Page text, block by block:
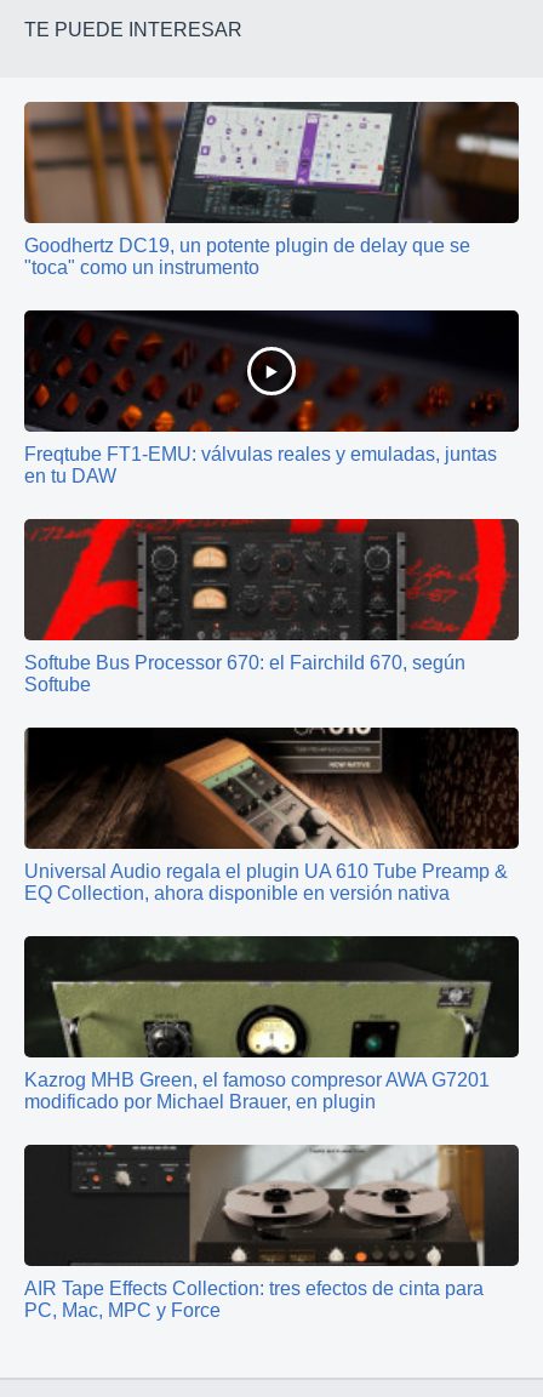
TE PUEDE INTERESAR
Goodhertz DC19, un potente plugin de delay que se
"toca" como un instrumento
Freqtube FT1-EMU: válvulas reales y emuladas, juntas
en tu DAW
Softube Bus Processor 670: el Fairchild 670, según
Softube
Universal Audio regala el plugin UA 610 Tube Preamp &
EQ Collection, ahora disponible en versión nativa
Kazrog MHB Green, el famoso compresor AWA G7201
modificado por Michael Brauer, en plugin
AIR Tape Effects Collection: tres efectos de cinta para
PC, Mac, MPC y Force